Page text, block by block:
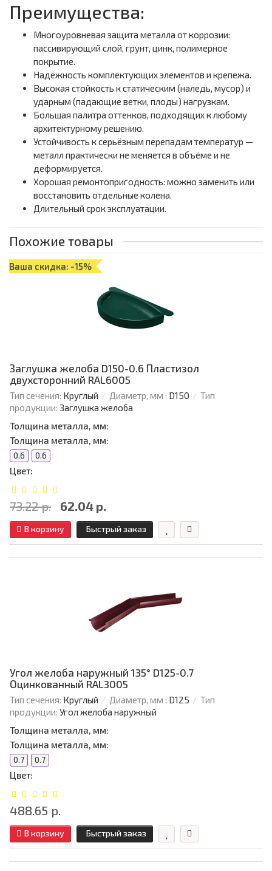
Преимущества:
Многоуровневая защита металла от коррозии:
пассивирующий слой, грунт, цинк, полимерное
покрытие.
Надёжность комплектующих элементов и крепежа.
Высокая стойкость к статическим (наледь, мусор) и
ударным (падающие ветки, плоды) нагрузкам.
Большая палитра оттенков, подходящих к любому
архитектурному решению.
Устойчивость к серьёзным перепадам температур —
металл практически не меняется в объёме и не
деформируется.
Хорошая ремонтопригодность: можно заменить или
восстановить отдельные колена.
Длительный срок эксплуатации.
Похожие товары
Ваша скидка: -15%
Заглушка желоба D150-0.6 Пластизол
двухсторонний RAL6005
Тип сечения: Круглый Диаметр, мм : D150
Тип
продукции: Заглушка желоба
Толщина металла, мм:
Толщина металла, мм:
0.6 0.6
Цвет:
73.22 р. 62.04 р.
В корзину Быстрый заказ
Угол желоба наружный 135° D125-0.7
Оцинкованный RAL3005
Тип сечения: Круглый Диаметр, мм : D125
Тип
продукции: Угол желоба наружный
Толщина металла, мм:
Толщина металла, мм:
0.7 0.7
Цвет:
488.65 р.
В корзину Быстрый заказ